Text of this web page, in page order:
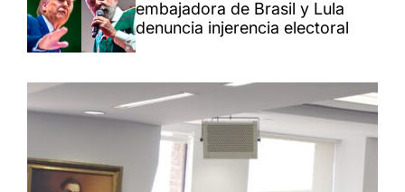
embajadora de Brasil y Lula
denuncia injerencia electoral